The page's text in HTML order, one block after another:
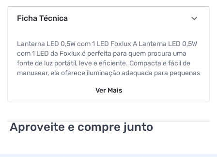
Ficha Técnica
Lanterna LED 0,5W com 1 LED Foxlux A Lanterna LED 0,5W
com 1 LED da Foxlux é perfeita para quem procura uma
fonte de luz portátil, leve e eficiente. Compacta e fácil de
manusear, ela oferece iluminação adequada para pequenas
atividades ao ar livre. Seu LED de 0,5W proporciona luz
Características principais: LED de 0,5W que emite luz
branca com boa intensidade para uso próximo Design
Ver Mais
Aproveite e compre junto